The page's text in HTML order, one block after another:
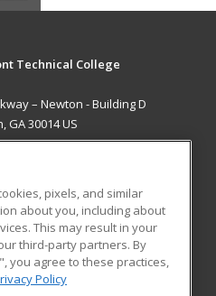
Technical College
– Newton - Building D
GA 30014 US
RESOURCES
Student Blog
pixels, and similar
about you, including about
This may result in your
third-party partners. By
you agree to these practices,
Policy